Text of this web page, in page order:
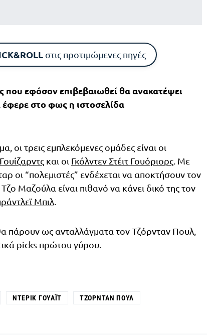
στις προτιμώμενες πηγές
που εφόσον επιβεβαιωθεί θα ανακατέψει
στο φως η ιστοσελίδα
τρεις εμπλεκόμενες ομάδες είναι οι
και οι Γκόλντεν Στέιτ Γουόριορς. Με
οι “πολεμιστές” ενδέχεται να αποκτήσουν τον
Μαζούλα είναι πιθανό να κάνει δικό της τον
Μπιλ.
πάρουν ως ανταλλάγματα τον Τζόρνταν Πουλ,
picks πρώτου γύρου.
ΝΤΈΡΙΚ ΓΟΥΆΙΤ ΤΖΌΡΝΤΑΝ ΠΟΥΛ